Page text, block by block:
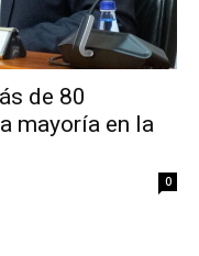
de 80
mayoría en la
0